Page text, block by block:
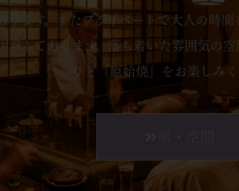
ります。またプライベートで大人の時
意しております。落ち着いた雰囲気の
りと「原始焼」をお楽しみく